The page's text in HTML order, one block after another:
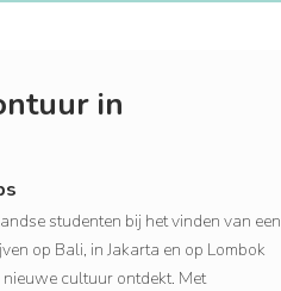
in
studenten bij het vinden van een
op Bali, in Jakarta en op Lombok
cultuur ontdekt. Met